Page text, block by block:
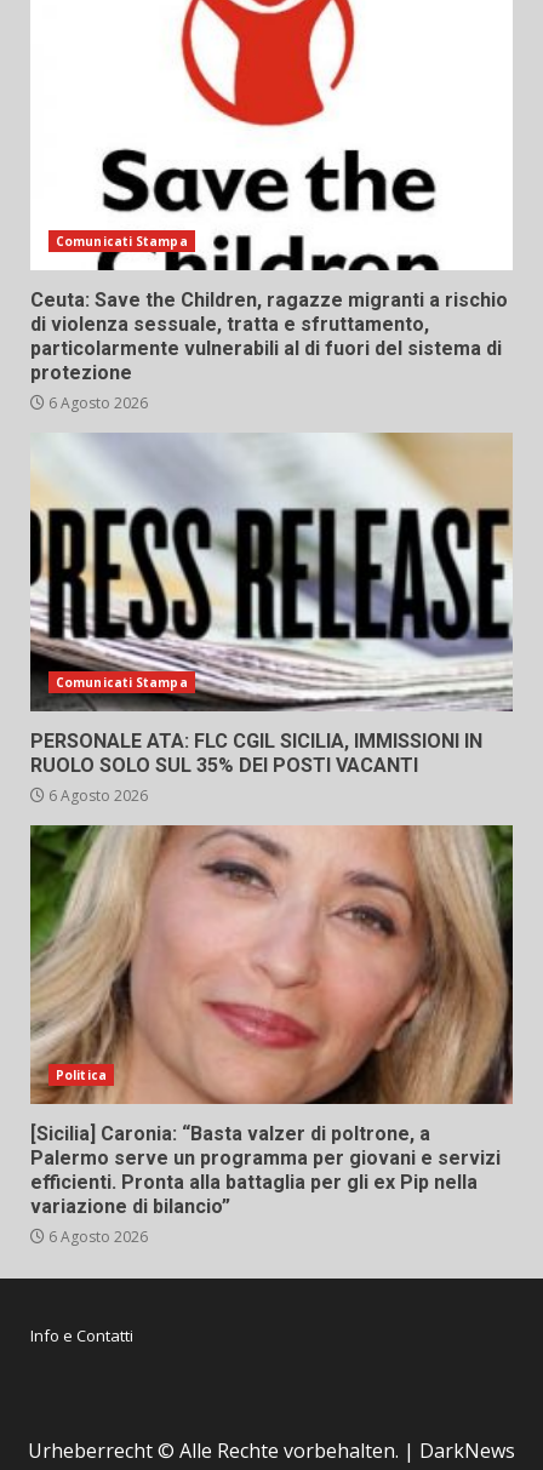
Comunicati Stampa
Ceuta: Save the Children, ragazze migranti a rischio
di violenza sessuale, tratta e sfruttamento,
particolarmente vulnerabili al di fuori del sistema di
protezione
6 Agosto 2026
Comunicati Stampa
PERSONALE ATA: FLC CGIL SICILIA, IMMISSIONI IN
RUOLO SOLO SUL 35% DEI POSTI VACANTI
6 Agosto 2026
Politica
[Sicilia] Caronia: “Basta valzer di poltrone, a
Palermo serve un programma per giovani e servizi
efficienti. Pronta alla battaglia per gli ex Pip nella
variazione di bilancio”
6 Agosto 2026
Info e Contatti
Urheberrecht © Alle Rechte vorbehalten. | DarkNews